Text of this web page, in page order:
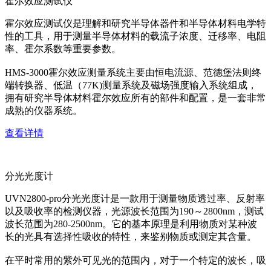
霍尔效应测试仪是理解和研究半导体器件和半导体材料电学特
性的工具，用于测量半导体材料的载流子浓度、迁移率、电阻
率、霍尔系数等重要参数。
HMS-3000霍尔效应测量系统主要由恒电流源、范德堡法则终
端转换器、低温（77K)测量系统及磁场强度输入系统组成，
拥有研究半导体材料霍尔效应所有的部件和配置，是一套非常
成熟的仪器系统。
查看详情
分光光度计
UVN2800-pro分光光度计是一款用于测量物质透过率、反射率
以及吸收率的检测仪器，光源波长范围为190～2800nm，测试
波长范围为280-2500nm。它的基本原理是利用物质对某种波
长的光具有选择性吸收的特性，来鉴别物质或测定其含量。
在平时常用的紫外可见光的范围内，对于一个特定的波长，吸